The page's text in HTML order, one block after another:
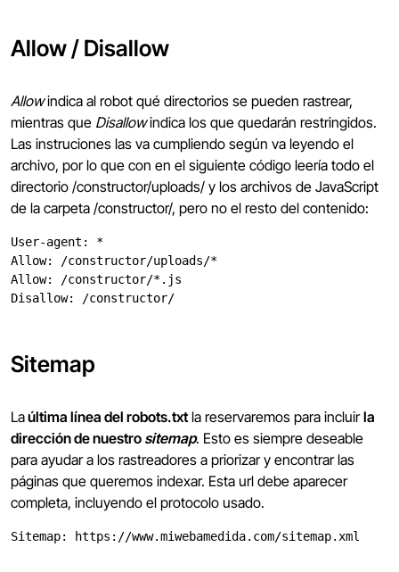
Allow / Disallow
Allowindica al robot qué directorios se pueden rastrear,
mientras que Disallowindica los que quedarán restringidos.
Las instruciones las va cumpliendo según va leyendo el
archivo, por lo que con en el siguiente código leería todo el
directorio /constructor/uploads/ y los archivos de JavaScript
de la carpeta /constructor/, pero no el resto del contenido:
User-agent: *
Allow: /constructor/uploads/*
Allow: /constructor/*.js
Disallow: /constructor/
Sitemap
Laúltima línea del robots.txtla reservaremos para incluirla
dirección de nuestro sitemap. Esto es siempre deseable
para ayudar a los rastreadores a priorizar y encontrar las
páginas que queremos indexar. Esta url debe aparecer
completa, incluyendo el protocolo usado.
Sitemap: https://www.miwebamedida.com/sitemap.xml